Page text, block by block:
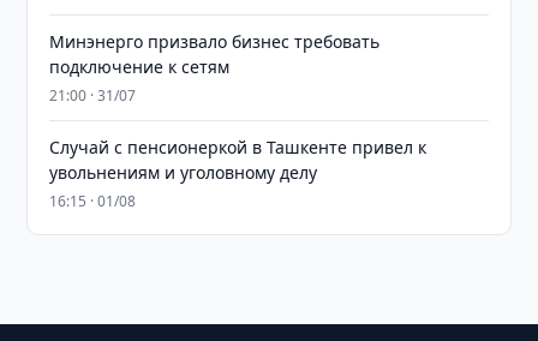
Минэнерго призвало бизнес требовать
подключение к сетям
21:00 · 31/07
Случай с пенсионеркой в Ташкенте привел к
увольнениям и уголовному делу
16:15 · 01/08